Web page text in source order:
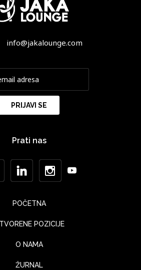
info@jakalounge.com
Prati nas
POČETNA
POZICIJE
O NAMA
ŽURNAL